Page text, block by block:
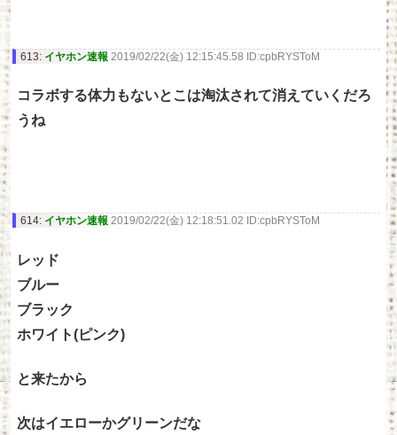
613: イヤホン速報 2019/02/22(金) 12:15:45.58 ID:cpbRYSToM
コラボする体力もないとこは淘汰されて消えていくだろ
うね
614: イヤホン速報 2019/02/22(金) 12:18:51.02 ID:cpbRYSToM
レッド
ブルー
ブラック
ホワイト(ピンク)
と来たから
次はイエローかグリーンだな